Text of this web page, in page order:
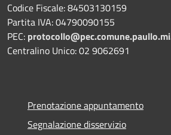
Codice Fiscale: 84503130159
Partita IVA: 04790090155
PEC:
Centralino Unico: 02 9062691
Prenotazione appuntamento
Segnalazione disservizio